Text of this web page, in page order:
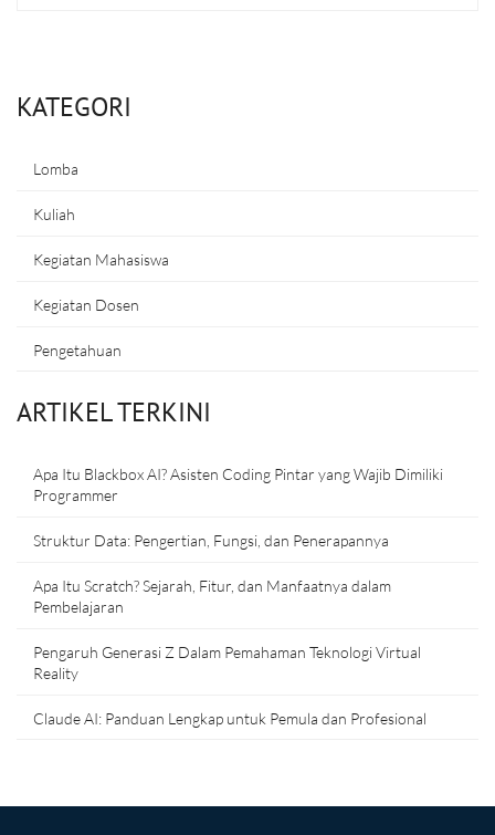
KATEGORI
Lomba
Kuliah
Kegiatan Mahasiswa
Kegiatan Dosen
Pengetahuan
ARTIKEL TERKINI
Apa Itu Blackbox AI? Asisten Coding Pintar yang Wajib Dimiliki
Programmer
Struktur Data: Pengertian, Fungsi, dan Penerapannya
Apa Itu Scratch? Sejarah, Fitur, dan Manfaatnya dalam
Pembelajaran
Pengaruh Generasi Z Dalam Pemahaman Teknologi Virtual
Reality
Claude AI: Panduan Lengkap untuk Pemula dan Profesional